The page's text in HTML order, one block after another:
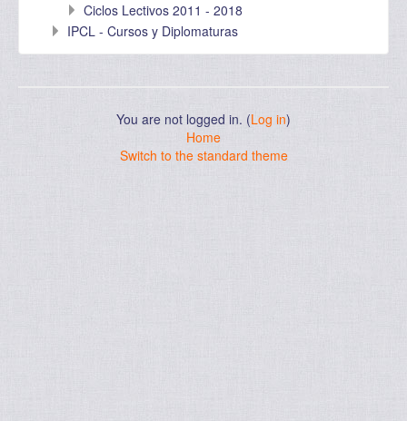
Ciclos Lectivos 2011 - 2018
IPCL - Cursos y Diplomaturas
You are not logged in. (Log in)
Home
Switch to the standard theme